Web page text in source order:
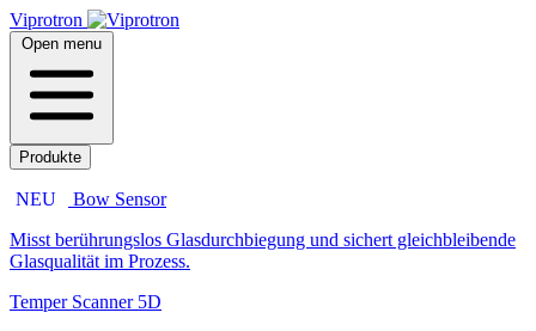
Viprotron
Open menu
Produkte
NEU
Bow Sensor
Misst berührungslos Glasdurchbiegung und sichert gleichbleibende
Glasqualität im Prozess.
Temper Scanner 5D